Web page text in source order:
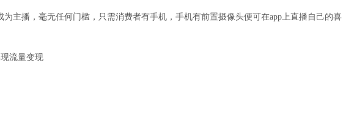
为主播，毫无任何门槛，只需消费者有手机，手机有前置摄像头便可在app上直播自己的喜
流量变现